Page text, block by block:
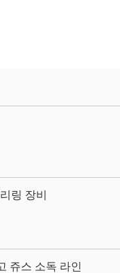
링 장비
쥬스 소독 라인